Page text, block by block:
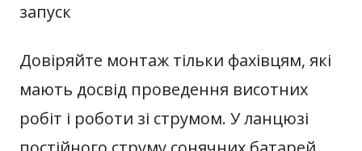
запуск
Довіряйте монтаж тільки фахівцям, які
мають досвід проведення висотних
робіт і роботи зі струмом. У ланцюзі